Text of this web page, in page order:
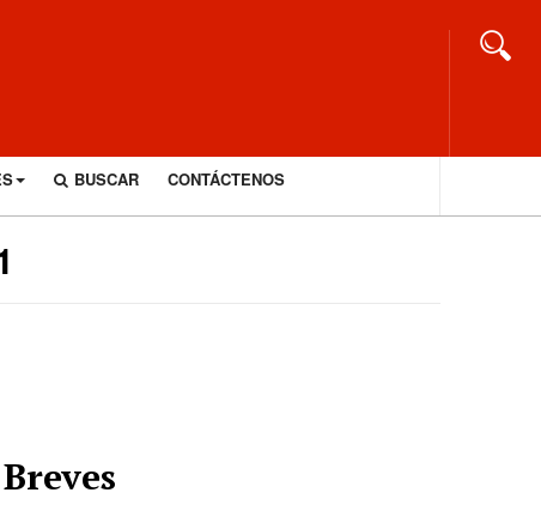
BUSCAR CONTÁCTENOS
Breves